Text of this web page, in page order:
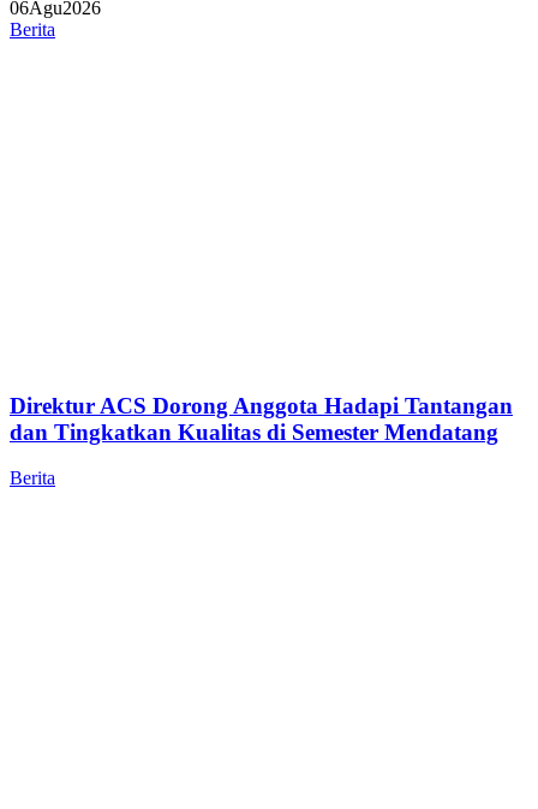
06Agu2026
Berita
Direktur ACS Dorong Anggota Hadapi Tantangan
dan Tingkatkan Kualitas di Semester Mendatang
Berita